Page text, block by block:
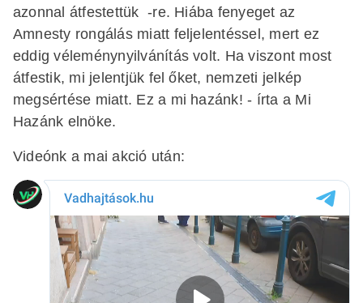
azonnal átfestettük -re. Hiába fenyeget az
Amnesty rongálás miatt feljelentéssel, mert ez
eddig véleménynyilvánítás volt. Ha viszont most
átfestik, mi jelentjük fel őket, nemzeti jelkép
megsértése miatt. Ez a mi hazánk! - írta a Mi
Hazánk elnöke.
Videónk a mai akció után: